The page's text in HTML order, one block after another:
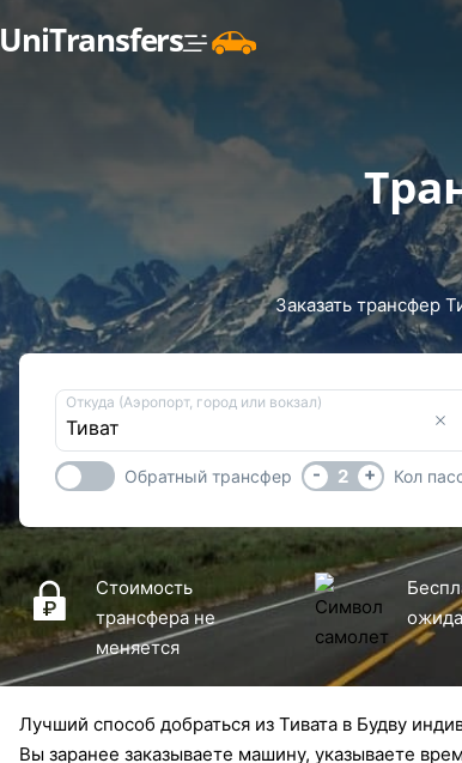
UniTransfers
Заказать трансфер
Откуда (Аэропорт, город или вокзал)
Обратный трансфер - 2 + Кол
Стоимость
трансфера не
меняется
Лучший способ добраться из Тивата в Будву
Вы заранее заказываете машину, указываете